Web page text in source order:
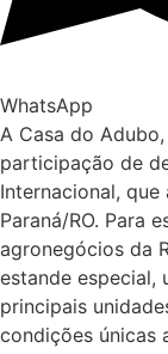
WhatsApp
A Casa do
participação de
Internacional,
Paraná/RO. Para
agronegócios da
estande especial,
principais
condições únicas